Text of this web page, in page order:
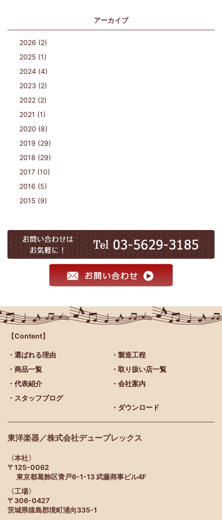
アーカイブ
2026 (2)
2025 (1)
2024 (4)
2023 (2)
2022 (2)
2021 (1)
2020 (8)
2019 (29)
2018 (29)
2017 (10)
2016 (5)
2015 (9)
【Content】
・選ばれる理由
・製造工程
・商品一覧
・取り扱い店一覧
・代表紹介
・会社案内
・スタッフブログ
・ダウンロード
東洋楽器／株式会社デュープレックス
〈本社〉
〒125-0062
東京都葛飾区青戸6-1-13 武藤商事ビル4F
〈工場〉
〒306-0427
茨城県猿島郡境町浦向335-1